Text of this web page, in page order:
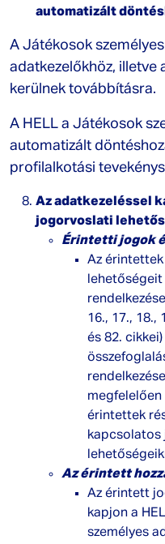
automatizált
A Játékosok
adatkezelőkhöz, illetve
kerülnek továbbításra.
A HELL a Játékosok
automatizált
profilalkotási
Az adatkezeléssel
jogorvoslati
Érintetti jogok
Az
lehetőségeit
16., 17., 18.,
és 82.
érintettek
Az érintett
Az érintett
kapjon a
személyes